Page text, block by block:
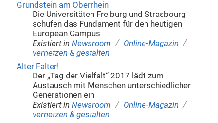
Grundstein am Oberrhein
Die Universitäten Freiburg und Strasbourg
schufen das Fundament für den heutigen
European Campus
Existiert in Newsroom / Online-Magazin /
vernetzen & gestalten
Alter Falter!
Der „Tag der Vielfalt“ 2017 lädt zum
Austausch mit Menschen unterschiedlicher
Generationen ein
Existiert in Newsroom / Online-Magazin /
vernetzen & gestalten